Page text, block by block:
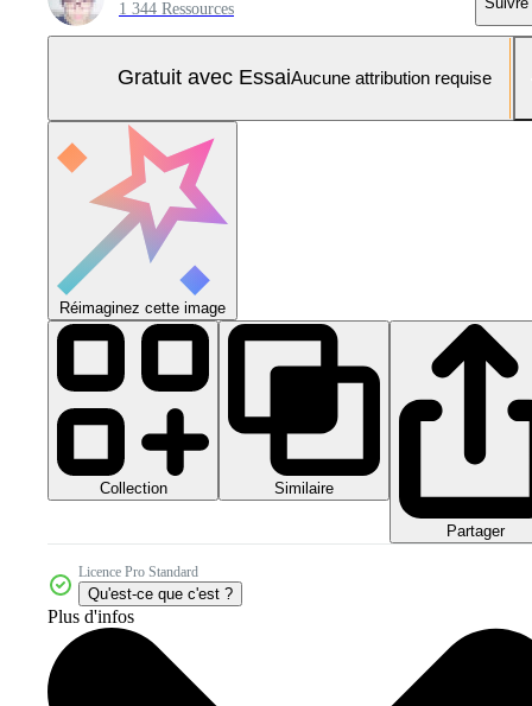
1 344 Ressources
Gratuit avec EssaiAucune attribution requise
Réimaginez cette image
Collection Similaire
Partager
Licence Pro Standard
Qu'est-ce que c'est ?
Plus d'infos